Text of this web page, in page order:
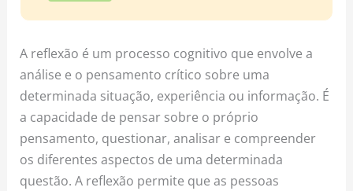
A reflexão é um processo cognitivo que envolve a
análise e o pensamento crítico sobre uma
determinada situação, experiência ou informação. É
a capacidade de pensar sobre o próprio
pensamento, questionar, analisar e compreender
os diferentes aspectos de uma determinada
questão. A reflexão permite que as pessoas